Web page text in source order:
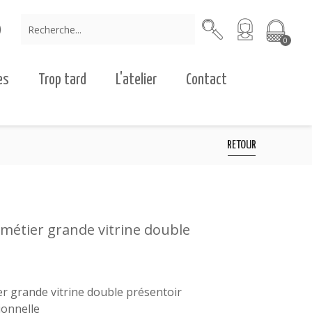
0
Trop tard L'atelier Contact
RETOUR
grande vitrine double
grande vitrine double présentoir